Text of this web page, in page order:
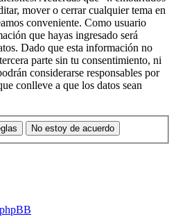
mover o cerrar cualquier tema en
conveniente. Como usuario
que hayas ingresado será
Dado que esta información no
parte sin tu consentimiento, ni
considerarse responsables por
conlleve a que los datos sean
No estoy de acuerdo
phpBB